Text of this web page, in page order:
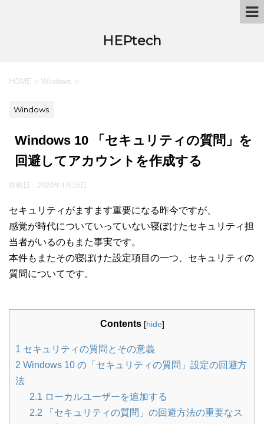
HEPtech
HOME > Windows >
Windows
Windows 10 「セキュリティの質問」を
回避してアカウントを作成する
投稿日： 2020年4月16日
セキュリティがますます重要になる昨今ですが、
感覚が時代についていっていない寝ぼけたセキュリティ担
当者がいるのもまた事実です。
本件もまたその寝ぼけた設定項目の一つ、セキュリティの
質問についてです。
Contents [hide]
1 セキュリティの質問とその意義
2 Windows 10 の「セキュリティの質問」設定の回避方
法
2.1 ローカルユーザーを追加する
2.2 「セキュリティの質問」の回避方法の重要なス